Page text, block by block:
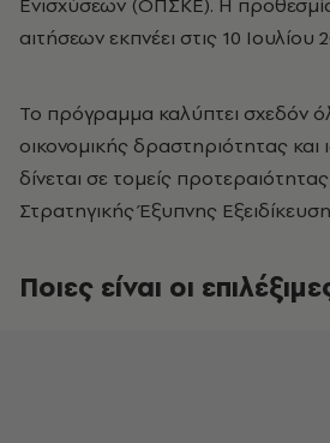
αιτήσεων εκπνέει στις 10 Ιουλίου
Το πρόγραμμα καλύπτει σχεδόν
οικονομικής δραστηριότητας και
δίνεται σε τομείς
Στρατηγικής Έξυπνης
Ποιες είναι οι